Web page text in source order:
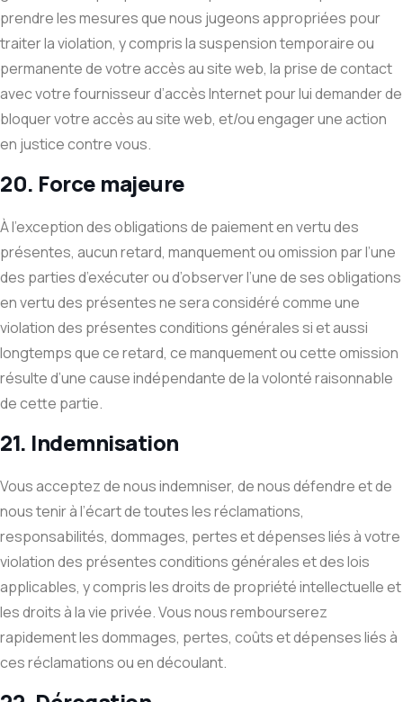
prendre les mesures que nous jugeons appropriées pour
traiter la violation, y compris la suspension temporaire ou
permanente de votre accès au site web, la prise de contact
avec votre fournisseur d’accès Internet pour lui demander de
bloquer votre accès au site web, et/ou engager une action
en justice contre vous.
20. Force majeure
À l’exception des obligations de paiement en vertu des
présentes, aucun retard, manquement ou omission par l’une
des parties d’exécuter ou d’observer l’une de ses obligations
en vertu des présentes ne sera considéré comme une
violation des présentes conditions générales si et aussi
longtemps que ce retard, ce manquement ou cette omission
résulte d’une cause indépendante de la volonté raisonnable
de cette partie.
21. Indemnisation
Vous acceptez de nous indemniser, de nous défendre et de
nous tenir à l’écart de toutes les réclamations,
responsabilités, dommages, pertes et dépenses liés à votre
violation des présentes conditions générales et des lois
applicables, y compris les droits de propriété intellectuelle et
les droits à la vie privée. Vous nous rembourserez
rapidement les dommages, pertes, coûts et dépenses liés à
ces réclamations ou en découlant.